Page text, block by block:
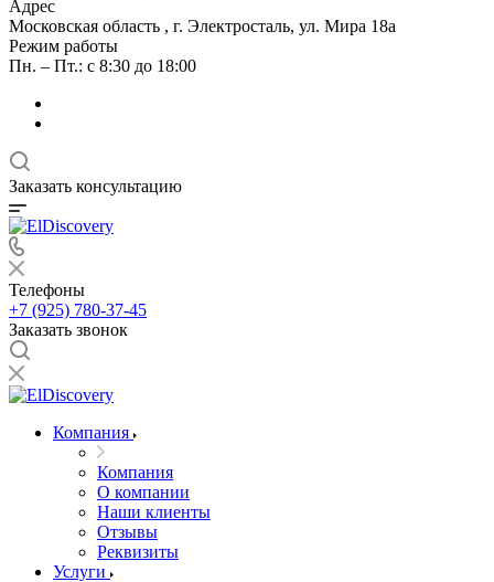
Адрес
Московская область , г. Электросталь, ул. Мира 18а
Режим работы
Пн. – Пт.: с 8:30 до 18:00
Заказать консультацию
Телефоны
+7 (925) 780-37-45
Заказать звонок
Компания
Компания
О компании
Наши клиенты
Отзывы
Реквизиты
Услуги